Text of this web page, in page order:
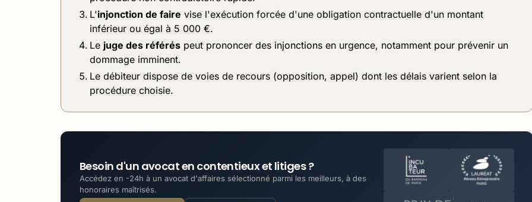
L'injonction de faire vise l'exécution forcée d'une obligation contractuelle d'un montant
inférieur ou égal à 5 000 €.
Le juge des référés peut prononcer des injonctions en urgence, notamment pour prévenir un
dommage imminent.
Le débiteur dispose de voies de recours (opposition, appel) dont les délais varient selon la
procédure choisie.
Besoin d'un avocat en contentieux et litiges ?
Accédez en -24h à un avocat d'affaires sélectionné parmi les meilleurs, à des
honoraires maîtrisés.